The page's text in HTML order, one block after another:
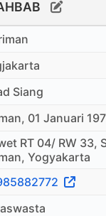
Siang
01 Januari
RT 04/ RW 33,
Yogyakarta